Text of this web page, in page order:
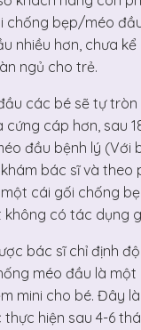
chống bẹp/méo
nhiều hơn, chưa kể
ngủ cho trẻ.
các bé sẽ tự tròn
cứng cáp hơn, sau
đầu bệnh lý (Với
bác sĩ và theo
cái gối chống
có tác dụng
bác sĩ chỉ định
méo đầu là một
mini cho bé. Đây
hiện sau 4-6